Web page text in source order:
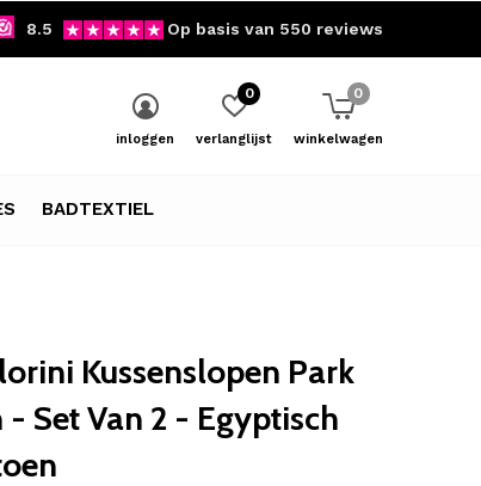
BADTEXTIEL
inloggen verlanglijst
0
winkelwagen
0
8.5 Op basis van 550 reviews
Kussenslopen Park
- Set Van 2 - Egyptisch